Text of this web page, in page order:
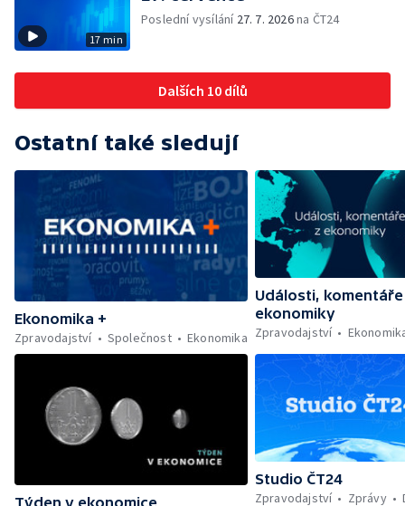
17 min
Poslední vysílání 27. 7. 2026na ČT24
Dalších 10 dílů
Ostatní také sledují
Ekonomika +
Zpravodajství
Společnost Ekonomika
Události, komentáře
ekonomiky
Zpravodajství
Týden v ekonomice
Studio ČT24
Zpravodajství
Zprávy